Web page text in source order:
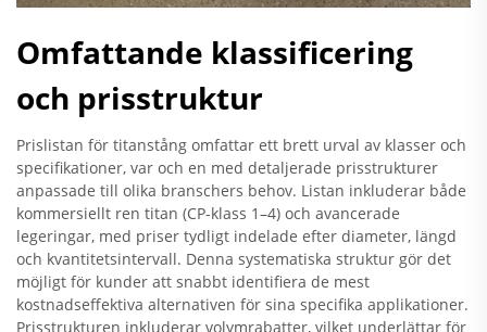
Omfattande klassificering
och prisstruktur
Prislistan för titanstång omfattar ett brett urval av klasser och
specifikationer, var och en med detaljerade prisstrukturer
anpassade till olika branschers behov. Listan inkluderar både
kommersiellt ren titan (CP-klass 1–4) och avancerade
legeringar, med priser tydligt indelade efter diameter, längd
och kvantitetsintervall. Denna systematiska struktur gör det
möjligt för kunder att snabbt identifiera de mest
kostnadseffektiva alternativen för sina specifika applikationer.
Prisstrukturen inkluderar volymrabatter, vilket underlättar för